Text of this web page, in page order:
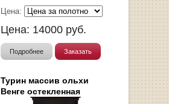
Цена:
Цена: 14000 руб.
Подробнее Заказать
Турин массив ольхи
Венге остекленная